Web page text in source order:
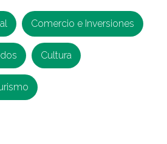
Bimbo
fue
atendido
en
Comercio e Inversiones
Cultura